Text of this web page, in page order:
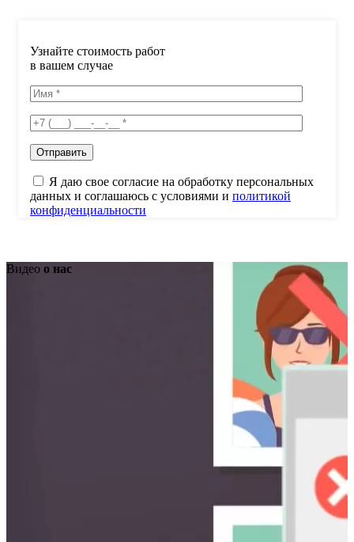
Узнайте стоимость работ
в вашем случае
Я даю свое согласие на обработку персональных
данных и соглашаюсь с условиями и политикой
конфиденциальности
Видео о нас